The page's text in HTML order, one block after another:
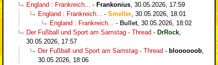
England : Frankreich... - Frankonius, 30.05.2026, 17:59
England : Frankreich... - Smeller, 30.05.2026, 18:01
England : Frankreich... - Bullet, 30.05.2026, 18:02
Der Fußball und Sport am Samstag - Thread - DrRock,
30.05.2026, 17:57
Der Fußball und Sport am Samstag - Thread - bloooooob,
30.05.2026, 18:06